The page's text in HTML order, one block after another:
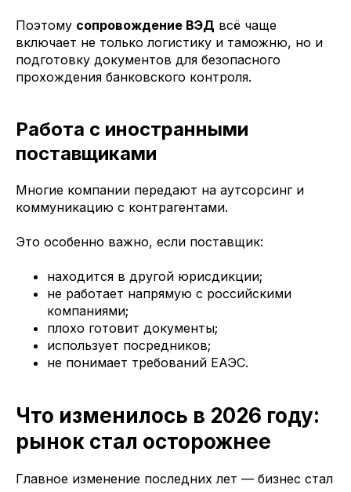
Поэтому сопровождение ВЭД всё чаще
включает не только логистику и таможню, но и
подготовку документов для безопасного
прохождения банковского контроля.
Работа с иностранными
поставщиками
Многие компании передают на аутсорсинг и
коммуникацию с контрагентами.
Это особенно важно, если поставщик:
находится в другой юрисдикции;
не работает напрямую с российскими
компаниями;
плохо готовит документы;
использует посредников;
не понимает требований ЕАЭС.
Что изменилось в 2026 году:
рынок стал осторожнее
Главное изменение последних лет — бизнес стал